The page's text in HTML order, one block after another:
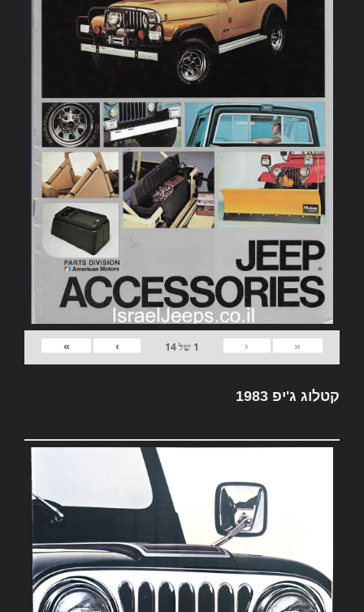
«
‹
1 של14
›
»
קטלוג ג'יפ 1983